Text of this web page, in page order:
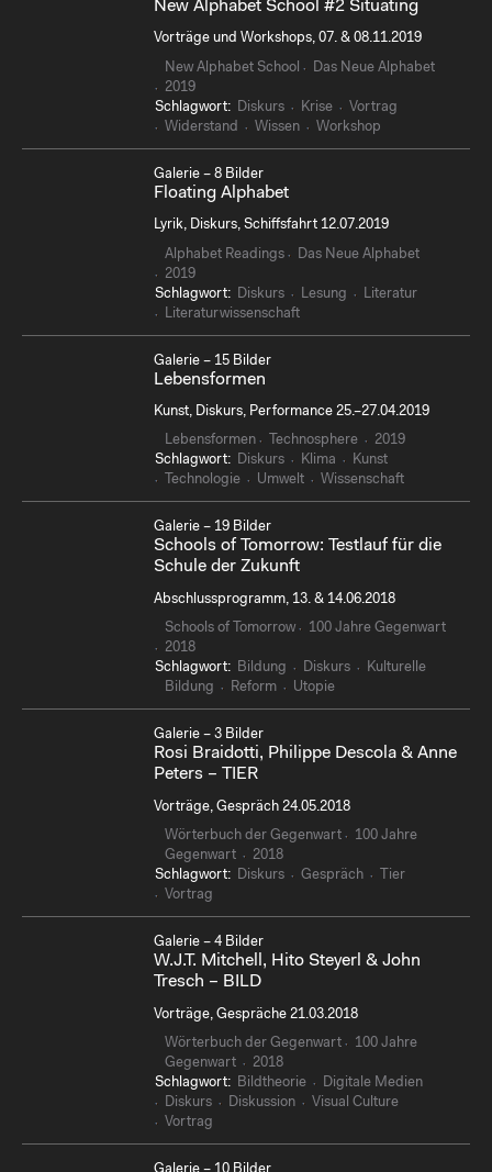
New Alphabet School #2 Situating
Vorträge und Workshops, 07. & 08.11.2019
New Alphabet School
Das Neue Alphabet
2019
Schlagwort:
Diskurs Krise
Vortrag
Widerstand
Wissen Workshop
Galerie – 8 Bilder
Floating Alphabet
Lyrik, Diskurs, Schiffsfahrt 12.07.2019
Alphabet Readings
Das Neue Alphabet
2019
Schlagwort:
Diskurs Lesung
Literatur
Literaturwissenschaft
Galerie – 15 Bilder
Lebensformen
Kunst, Diskurs, Performance 25.–27.04.2019
Lebensformen Technosphere
2019
Schlagwort:
Diskurs Klima
Kunst
Technologie
Umwelt Wissenschaft
Galerie – 19 Bilder
Schools of Tomorrow: Testlauf für die
Schule der Zukunft
Abschlussprogramm, 13. & 14.06.2018
Schools of Tomorrow
100 Jahre Gegenwart
2018
Schlagwort:
Bildung Diskurs
Kulturelle
Bildung
Reform Utopie
Galerie – 3 Bilder
Rosi Braidotti, Philippe Descola & Anne
Peters – TIER
Vorträge, Gespräch 24.05.2018
Wörterbuch der Gegenwart
100 Jahre
Gegenwart
2018
Schlagwort:
Diskurs Gespräch
Tier
Vortrag
Galerie – 4 Bilder
W.J.T. Mitchell, Hito Steyerl & John
Tresch – BILD
Vorträge, Gespräche 21.03.2018
Wörterbuch der Gegenwart
100 Jahre
Gegenwart
2018
Schlagwort:
Bildtheorie
Digitale Medien
Diskurs
Diskussion
Visual Culture
Vortrag